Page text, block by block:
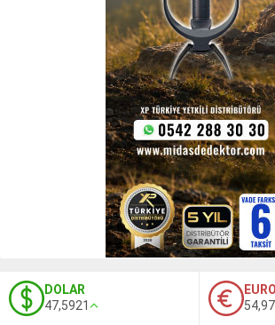
DOLAR
47,5921
EURO